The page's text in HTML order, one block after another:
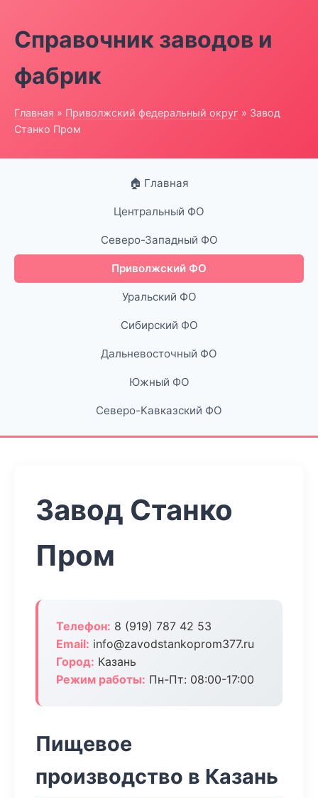
Справочник заводов и
фабрик
Главная » Приволжский федеральный округ » Завод
Станко Пром
🏠 Главная
Центральный ФО
Северо-Западный ФО
Приволжский ФО
Уральский ФО
Сибирский ФО
Дальневосточный ФО
Южный ФО
Северо-Кавказский ФО
Завод Станко
Пром
Телефон: 8 (919) 787 42 53
Email: info@zavodstankoprom377.ru
Город: Казань
Режим работы: Пн-Пт: 08:00-17:00
Пищевое
производство в Казань